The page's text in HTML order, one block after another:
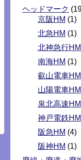
ヘッドマーク
京阪HM (1)
北急HM (1)
北神急行HM
南海HM (1)
叡山電車HM
山陽電車HM
泉北高速HM
神戸電鉄HM
阪急HM (4)
阪神HM (1)